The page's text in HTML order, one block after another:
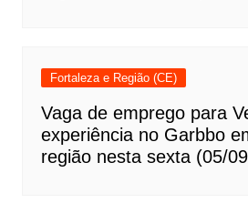
Fortaleza e Região (CE)
Vaga de emprego para
experiência no Garbbo
região nesta sexta (05/